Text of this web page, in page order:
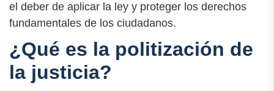
el deber de aplicar la ley y proteger los derechos
fundamentales de los ciudadanos.
¿Qué es la politización de
la justicia?